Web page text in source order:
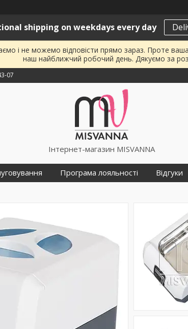
shipping on weekdays every day
і не можемо відповісти прямо зараз. Проте
наш найближчий робочий день. Дякуємо за
07
Інтернет-магазин MISVANNA
Програма лояльності Відгуки